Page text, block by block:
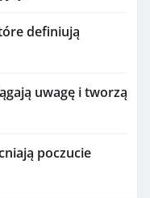
definiują
uwagę i tworzą
poczucie